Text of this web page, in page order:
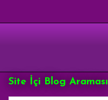
Site İçi Blog Araması